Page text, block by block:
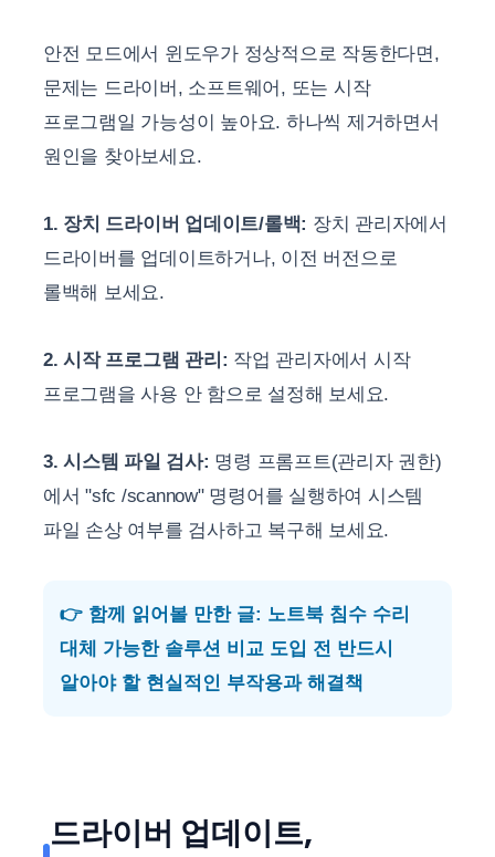
안전 모드에서 윈도우가 정상적으로 작동한다면,
문제는 드라이버, 소프트웨어, 또는 시작
프로그램일 가능성이 높아요. 하나씩 제거하면서
원인을 찾아보세요.
1. 장치 드라이버 업데이트/롤백: 장치 관리자에서
드라이버를 업데이트하거나, 이전 버전으로
롤백해 보세요.
2. 시작 프로그램 관리: 작업 관리자에서 시작
프로그램을 사용 안 함으로 설정해 보세요.
3. 시스템 파일 검사: 명령 프롬프트(관리자 권한)
에서 "sfc /scannow" 명령어를 실행하여 시스템
파일 손상 여부를 검사하고 복구해 보세요.
👉 함께 읽어볼 만한 글: 노트북 침수 수리
대체 가능한 솔루션 비교 도입 전 반드시
알아야 할 현실적인 부작용과 해결책
드라이버 업데이트,